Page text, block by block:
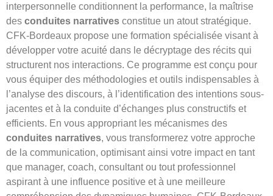
interpersonnelle conditionnent la performance, la maîtrise
des conduites narratives constitue un atout stratégique.
CFK-Bordeaux propose une formation spécialisée visant à
développer votre acuité dans le décryptage des récits qui
structurent nos interactions. Ce programme est conçu pour
vous équiper des méthodologies et outils indispensables à
l’analyse des discours, à l’identification des intentions sous-
jacentes et à la conduite d’échanges plus constructifs et
efficients. En vous appropriant les mécanismes des
conduites narratives, vous transformerez votre approche
de la communication, optimisant ainsi votre impact en tant
que manager, coach, consultant ou tout professionnel
aspirant à une influence positive et à une meilleure